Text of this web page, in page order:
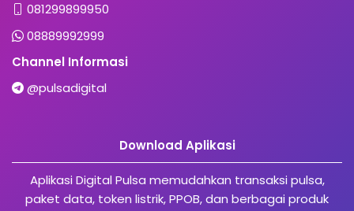
081299899950
08889992999
Channel Informasi
@pulsadigital
Download Aplikasi
Aplikasi Digital Pulsa memudahkan transaksi pulsa,
paket data, token listrik, PPOB, dan berbagai produk